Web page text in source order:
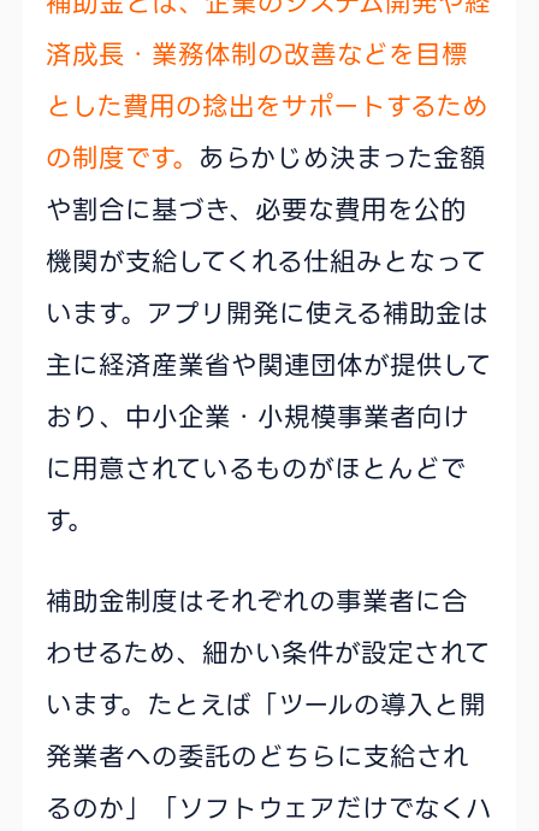
済成長・業務体制の改善などを目標
とした費用の捻出をサポートするため
の制度です。 あらかじめ決まった金額
や割合に基づき、必要な費用を公的
機関が支給してくれる仕組みとなって
います。アプリ開発に使える補助金は
主に経済産業省や関連団体が提供して
おり、中小企業・小規模事業者向け
に用意されているものがほとんどで
す。
補助金制度はそれぞれの事業者に合
わせるため、細かい条件が設定されて
います。たとえば「ツールの導入と開
発業者への委託のどちらに支給され
るのか」「ソフトウェアだけでなくハ